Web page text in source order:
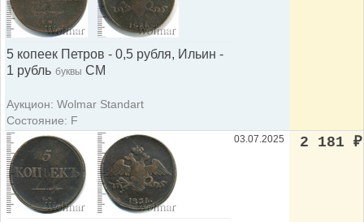
5 копеек Петров - 0,5 рубля, Ильин -
1 рубль буквы СМ
Аукцион: Wolmar Standart
Состояние: F
03.07.2025 2 181 ₽